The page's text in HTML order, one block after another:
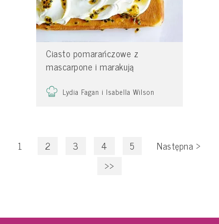
Ciasto pomarańczowe z
mascarpone i marakują
Lydia Fagan i Isabella Wilson
1 2 3 4 5 Następna>
>>